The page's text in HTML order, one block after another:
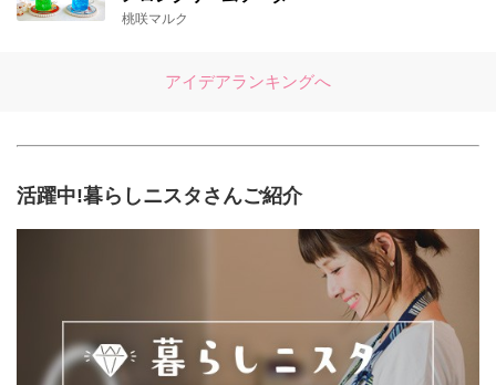
桃咲マルク
アイデアランキングへ
活躍中!暮らしニスタさんご紹介